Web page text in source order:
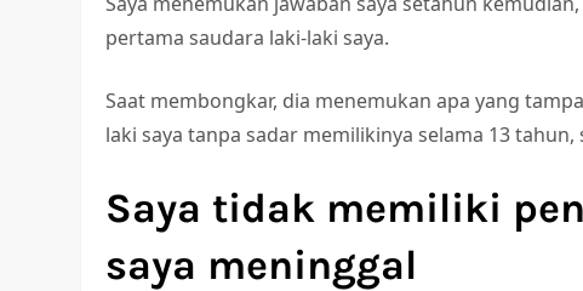
pertama saudara laki-laki saya.
Saat membongkar, dia menemukan apa yang
laki saya tanpa sadar memilikinya selama 13
Saya tidak memiliki
saya meninggal